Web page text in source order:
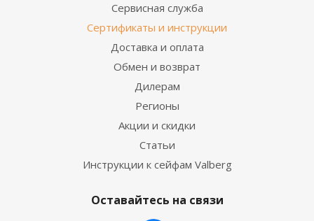
Сервисная служба
Сертификаты и инструкции
Доставка и оплата
Обмен и возврат
Дилерам
Регионы
Акции и скидки
Статьи
Инструкции к сейфам Valberg
Оставайтесь на связи